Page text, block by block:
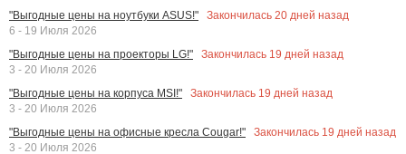
"Выгодные цены на ноутбуки ASUS!"
Закончилась 20 дней назад
6 - 19 Июля 2026
"Выгодные цены на проекторы LG!"
Закончилась 19 дней назад
3 - 20 Июля 2026
"Выгодные цены на корпуса MSI!"
Закончилась 19 дней назад
3 - 20 Июля 2026
"Выгодные цены на офисные кресла Cougar!"
Закончилась 19 дней назад
3 - 20 Июля 2026